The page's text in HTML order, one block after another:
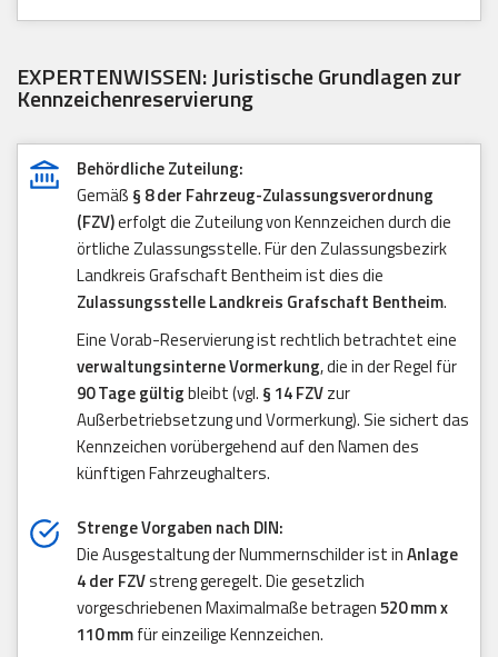
EXPERTENWISSEN: Juristische Grundlagen zur
Kennzeichenreservierung
Behördliche Zuteilung:
Gemäß § 8 der Fahrzeug-Zulassungsverordnung
(FZV)erfolgt die Zuteilung von Kennzeichen durch die
örtliche Zulassungsstelle. Für den Zulassungsbezirk
Landkreis Grafschaft Bentheim ist dies die
Zulassungsstelle Landkreis Grafschaft Bentheim.
Eine Vorab-Reservierung ist rechtlich betrachtet eine
verwaltungsinterne Vormerkung, die in der Regel für
90 Tage gültigbleibt (vgl. § 14 FZVzur
Außerbetriebsetzung und Vormerkung). Sie sichert das
Kennzeichen vorübergehend auf den Namen des
künftigen Fahrzeughalters.
Strenge Vorgaben nach DIN:
Die Ausgestaltung der Nummernschilder ist inAnlage
4 der FZVstreng geregelt. Die gesetzlich
vorgeschriebenen Maximalmaße betragen520 mm x
110 mmfür einzeilige Kennzeichen.